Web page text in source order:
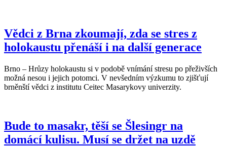
Vědci z Brna zkoumají, zda se stres z
holokaustu přenáší i na další generace
Brno – Hrůzy holokaustu si v podobě vnímání stresu po přeživších
možná nesou i jejich potomci. V nevšedním výzkumu to zjišťují
brněnští vědci z institutu Ceitec Masarykovy univerzity.
Bude to masakr, těší se Šlesingr na
domácí kulisu. Musí se držet na uzdě